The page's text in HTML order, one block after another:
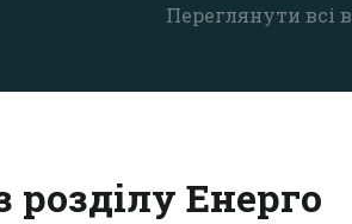
Переглянути всі
розділу Енерго